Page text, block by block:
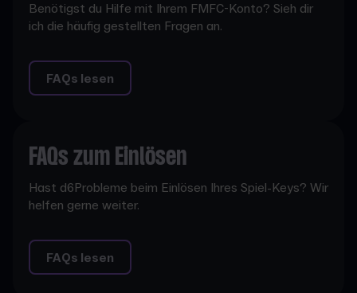
Benötigst du Hilfe mit Ihrem FMFC-Konto? Sieh dir
ich die häufig gestellten Fragen an.
FAQs lesen
FAQs zum Einlösen
Hast d6Probleme beim Einlösen Ihres Spiel-Keys? Wir
helfen gerne weiter.
FAQs lesen